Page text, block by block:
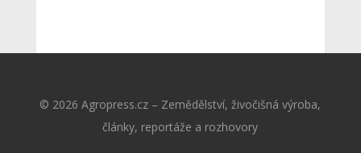
© 2026 Agropress.cz – Zemědělství, živočišná výroba,
články, reportáže a rozhovory